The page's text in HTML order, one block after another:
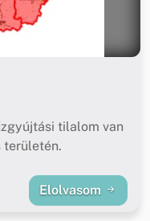
tilalom van
területén.
Elolvasom